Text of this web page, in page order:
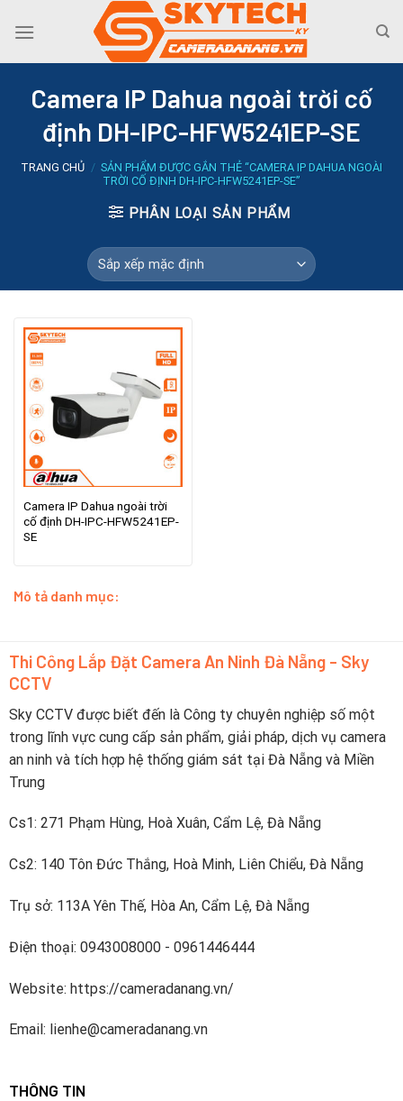
Camera IP Dahua ngoài trời cố
định DH-IPC-HFW5241EP-SE
TRANG CHỦ / SẢN PHẨM ĐƯỢC GẮN THẺ “CAMERA IP DAHUA NGOÀI
TRỜI CỐ ĐỊNH DH-IPC-HFW5241EP-SE”
PHÂN LOẠI SẢN PHẨM
Camera IP Dahua ngoài trời
cố định DH-IPC-HFW5241EP-
SE
Mô tả danh mục:
Thi Công Lắp Đặt Camera An Ninh Đà Nẵng - Sky
CCTV
Sky CCTV được biết đến là Công ty chuyên nghiệp số một
trong lĩnh vực cung cấp sản phẩm, giải pháp, dịch vụ camera
an ninh và tích hợp hệ thống giám sát tại Đà Nẵng và Miền
Trung
Cs1: 271 Phạm Hùng, Hoà Xuân, Cẩm Lệ, Đà Nẵng
Cs2: 140 Tôn Đức Thắng, Hoà Minh, Liên Chiểu, Đà Nẵng
Trụ sở: 113A Yên Thế, Hòa An, Cẩm Lệ, Đà Nẵng
Điện thoại: 0943008000 - 0961446444
Website: https://cameradanang.vn/
Email: lienhe@cameradanang.vn
THÔNG TIN